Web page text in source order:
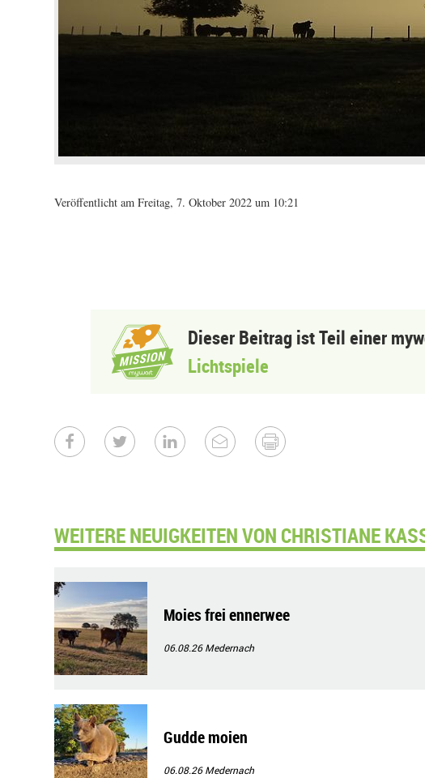
Veröffentlicht am Freitag, 7. Oktober 2022 um 10:21
Dieser Beitrag ist Teil einer
Lichtspiele
WEITERE NEUIGKEITEN VON CHRISTIANE
Moies frei ennerwee
06.08.26Medernach
Gudde moien
06.08.26Medernach